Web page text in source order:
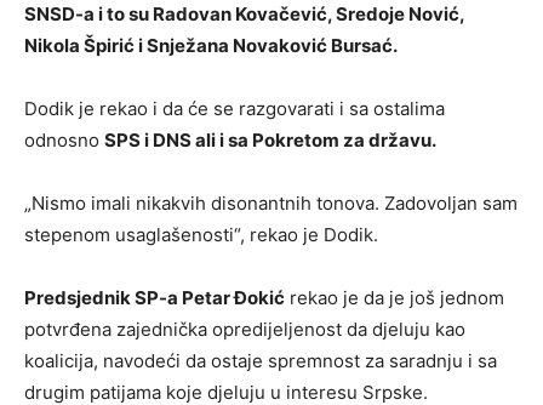
SNSD-a i to su Radovan Kovačević, Sredoje Nović,
Nikola Špirić i Snježana Novaković Bursać.
Dodik je rekao i da će se razgovarati i sa ostalima
odnosno SPS i DNS ali i sa Pokretom za državu.
„Nismo imali nikakvih disonantnih tonova. Zadovoljan sam
stepenom usaglašenosti“, rekao je Dodik.
Predsjednik SP-a Petar Đokić rekao je da je još jednom
potvrđena zajednička opredijeljenost da djeluju kao
koalicija, navodeći da ostaje spremnost za saradnju i sa
drugim patijama koje djeluju u interesu Srpske.